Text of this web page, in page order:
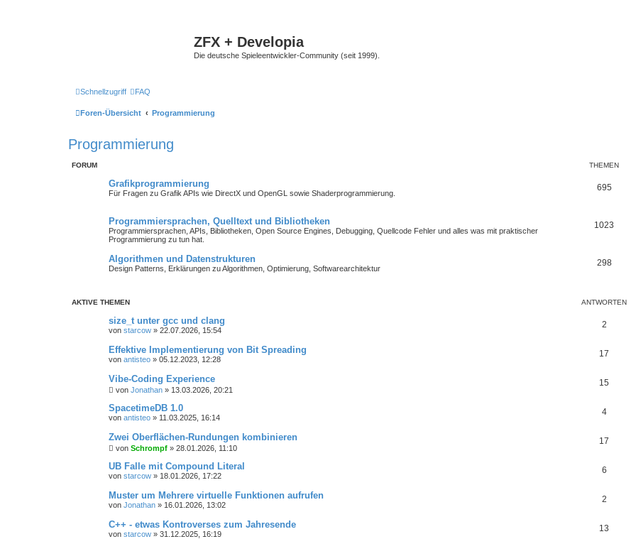
ZFX + Developia
Die deutsche Spieleentwickler-Community (seit 1999).
Schnellzugriff FAQ
Foren-Übersicht Programmierung
Programmierung
FORUM THEMEN
Grafikprogrammierung
Für Fragen zu Grafik APIs wie DirectX und OpenGL sowie Shaderprogrammierung.
695
Programmiersprachen, Quelltext und Bibliotheken
Programmiersprachen, APIs, Bibliotheken, Open Source Engines, Debugging, Quellcode Fehler und alles was mit praktischer
Programmierung zu tun hat.
1023
Algorithmen und Datenstrukturen
Design Patterns, Erklärungen zu Algorithmen, Optimierung, Softwarearchitektur
298
AKTIVE THEMEN ANTWORTEN
size_t unter gcc und clang
von starcow » 22.07.2026, 15:54
2
Effektive Implementierung von Bit Spreading
von antisteo » 05.12.2023, 12:28
17
Vibe-Coding Experience
von Jonathan » 13.03.2026, 20:21
15
SpacetimeDB 1.0
von antisteo » 11.03.2025, 16:14
4
Zwei Oberflächen-Rundungen kombinieren
von Schrompf » 28.01.2026, 11:10
17
UB Falle mit Compound Literal
von starcow » 18.01.2026, 17:22
6
Muster um Mehrere virtuelle Funktionen aufrufen
von Jonathan » 16.01.2026, 13:02
2
C++ - etwas Kontroverses zum Jahresende
von starcow » 31.12.2025, 16:19
13